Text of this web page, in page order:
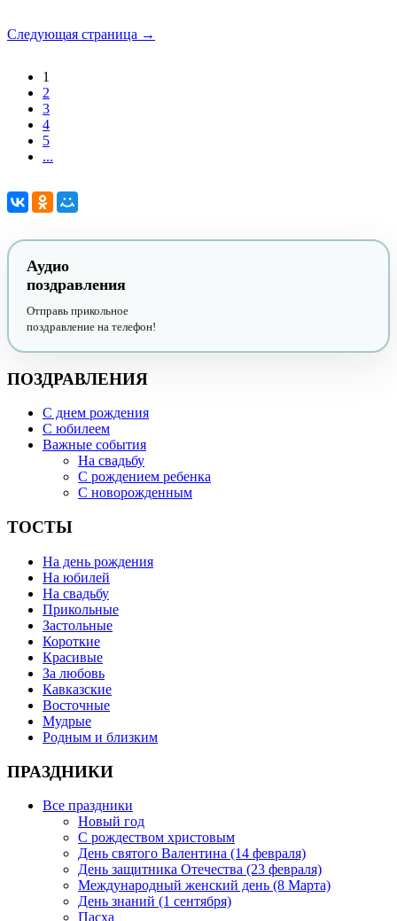
Следующая страница →
1
2
3
4
5
...
Аудио
поздравления
Отправь прикольное
поздравление на телефон!
ПОЗДРАВЛЕНИЯ
С днем рождения
С юбилеем
Важные события
На свадьбу
С рождением ребенка
С новорожденным
ТОСТЫ
На день рождения
На юбилей
На свадьбу
Прикольные
Застольные
Короткие
Красивые
За любовь
Кавказские
Восточные
Мудрые
Родным и близким
ПРАЗДНИКИ
Все праздники
Новый год
С рождеством христовым
День святого Валентина (14 февраля)
День защитника Отечества (23 февраля)
Международный женский день (8 Марта)
День знаний (1 сентября)
Пасха